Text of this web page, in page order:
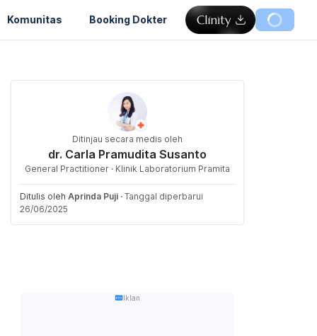
Komunitas Booking Dokter
Ditinjau secara medis oleh
dr. Carla Pramudita Susanto
General Practitioner · Klinik Laboratorium Pramita
Ditulis oleh Aprinda Puji · Tanggal diperbarui
26/06/2025
Iklan